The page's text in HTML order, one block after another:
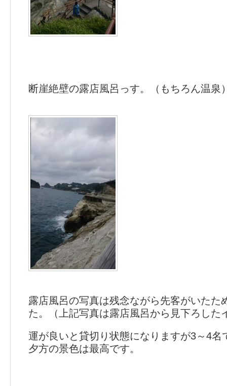
断崖絶壁の露店風呂っす。（もちろん温泉
露店風呂の写真は残念ながら先客がいたた
た。（上記写真は露店風呂から見下ろした
運が良いと貸切り状態になりますが3～4名
夕方の景色は最高です。